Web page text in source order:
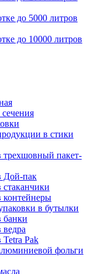
до 5000 литров
до 10000 литров
в стики
трехшовный пакет-
Дой-пак
контейнеры
в бутылки
банки
Pak
фольги